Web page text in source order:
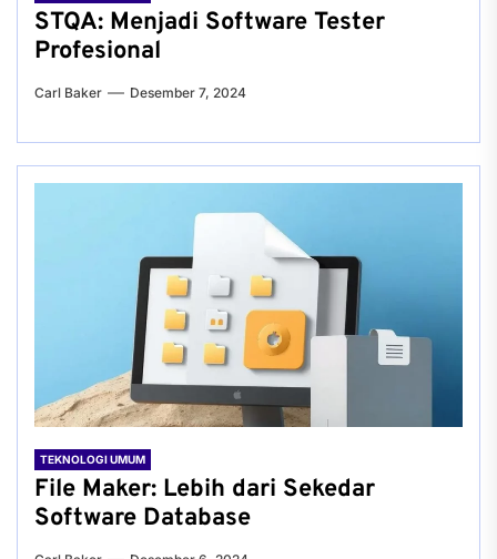
STQA: Menjadi Software Tester
Profesional
Carl Baker Desember 7, 2024
TEKNOLOGI UMUM
File Maker: Lebih dari Sekedar
Software Database